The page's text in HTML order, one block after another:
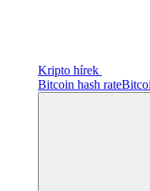
Kripto hírek
Bitcoin hash rate